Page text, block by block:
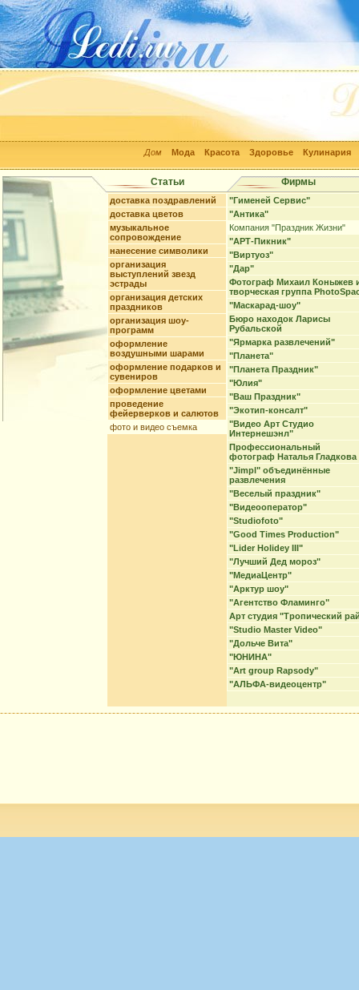
Дом Мода Красота Здоровье Кулинария
Статьи Фирмы
доставка поздравлений
доставка цветов
музыкальное
сопровождение
нанесение символики
организация
выступлений звезд
эстрады
организация детских
праздников
организация шоу-
программ
оформление
воздушными шарами
оформление подарков и
сувениров
оформление цветами
проведение
фейерверков и салютов
фото и видео съемка
"Гименей Сервис"
"Антика"
Компания "Праздник Жизни"
"АРТ-Пикник"
"Виртуоз"
"Дар"
Фотограф Михаил Коныжев
творческая группа
"Маскарад-шоу"
Бюро находок Ларисы
Рубальской
"Ярмарка развлечений"
"Планета"
"Планета Праздник"
"Юлия"
"Ваш Праздник"
"Экотип-консалт"
"Видео Арт Студио
Интернешэнл"
Профессиональный
фотограф Наталья Гладкова
"Jimpl" объединённые
развлечения
"Веселый праздник"
"Видеооператор"
"Studiofoto"
"Good Times Production"
"Lider Holidey III"
"Лучший Дед мороз"
"МедиаЦентр"
"Арктур шоу"
"Агентство Фламинго"
Арт студия "Тропический
"Studio Master Video"
"Дольче Вита"
"ЮНИНА"
"Art group Rapsody"
"АЛЬФА-видеоцентр"